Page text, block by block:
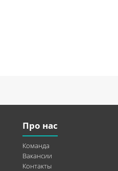
Про нас
Команда
Вакансии
Контакты